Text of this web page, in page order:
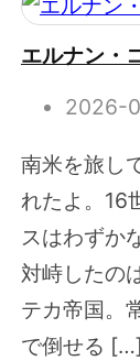
エルナン・
2026-
南米を旅し
れたよ。16
スはわずか
対峙したの
テカ帝国。
で倒せる […]